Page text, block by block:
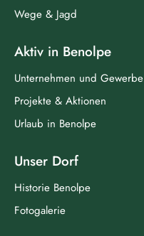
Wege & Jagd
Aktiv in Benolpe
Unternehmen und Gewerbe
Projekte & Aktionen
Urlaub in Benolpe
Unser Dorf
Historie Benolpe
Fotogalerie